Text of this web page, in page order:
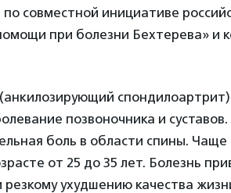
совместной инициативе
при болезни Бехтерева» и
спондилоартрит)
позвоночника и
боль в области спины.
от 25 до 35 лет. Болезнь
резкому ухудшению качества